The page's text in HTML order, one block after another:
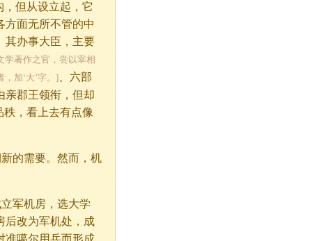
但从设立起，它
方面无所不管的中
其办事大臣，主要
学著作之官，尝以宰相
加‘大’字。]、六部
亲郡王领衔，但却
秩，看上去有点像
的需要。然而，机
军机房，选大学
后改为军机处，成
准噶尔用兵而形成